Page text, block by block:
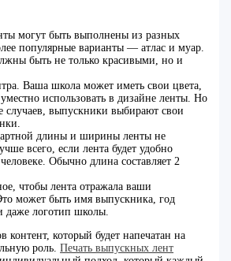
могут быть выполнены из разных
популярные варианты — атлас и муар.
быть не только красивыми, но и
Ваша школа может иметь свои цвета,
уместно использовать в дизайне ленты. Но
случаев, выпускники выбирают свои
длины и ширины ленты не
всего, если лента будет удобно
Обычно длина составляет 2
чтобы лента отражала ваши
может быть имя выпускника, год
даже логотип школы.
контент, который будет напечатан на
роль.Печать выпускных лент